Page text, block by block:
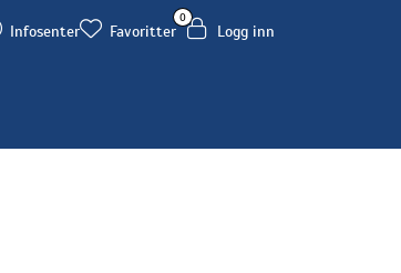
Infosenter
0
Favoritter Logg inn